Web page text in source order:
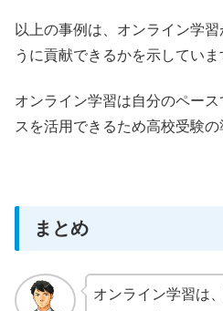
以上の事例は、オンライン学
うに貢献できるかを示していま
オンライン学習は自分のペー
スを活用できるため高校受験の
まとめ
オンライン学習は